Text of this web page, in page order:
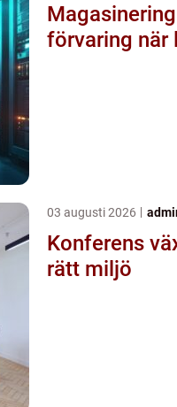
Magasinering
förvaring när
03 augusti 2026
Konferens växjö när
rätt miljö